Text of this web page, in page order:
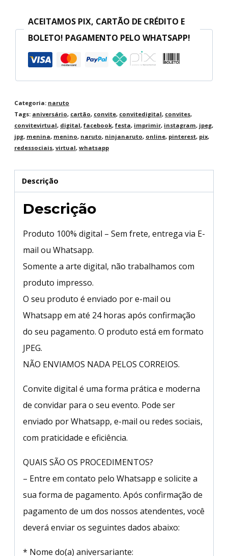
ACEITAMOS PIX, CARTÃO DE CRÉDITO E
BOLETO! PAGAMENTO PELO WHATSAPP!
Categoria: naruto
Tags: aniversário, cartão, convite, convitedigital, convites,
convitevirtual, digital, facebook, festa, imprimir, instagram, jpeg,
jpg, menina, menino, naruto, ninjanaruto, online, pinterest, pix,
redessociais, virtual, whatsapp
Descrição
Descrição
Produto 100% digital – Sem frete, entrega via E-
mail ou Whatsapp.
Somente a arte digital, não trabalhamos com
produto impresso.
O seu produto é enviado por e-mail ou
Whatsapp em até 24 horas após confirmação
do seu pagamento. O produto está em formato
JPEG.
NÃO ENVIAMOS NADA PELOS CORREIOS.
Convite digital é uma forma prática e moderna
de convidar para o seu evento. Pode ser
enviado por Whatsapp, e-mail ou redes sociais,
com praticidade e eficiência.
QUAIS SÃO OS PROCEDIMENTOS?
– Entre em contato pelo Whatsapp e solicite a
sua forma de pagamento. Após confirmação de
pagamento de um dos nossos atendentes, você
deverá enviar os seguintes dados abaixo:
* Nome do(a) aniversariante: